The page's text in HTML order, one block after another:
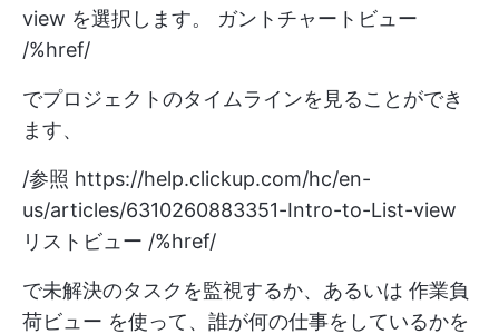
view を選択します。 ガントチャートビュー
/%href/
でプロジェクトのタイムラインを見ることができ
ます、
/参照 https://help.clickup.com/hc/en-
us/articles/6310260883351-Intro-to-List-view
リストビュー /%href/
で未解決のタスクを監視するか、あるいは 作業負
荷ビュー を使って、誰が何の仕事をしているかを